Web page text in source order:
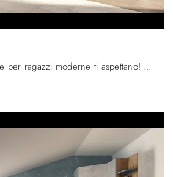
Le più belle camerette per ragazzi moderne ti aspettano! Scopri il modello Room 162 di Zg Mobili.